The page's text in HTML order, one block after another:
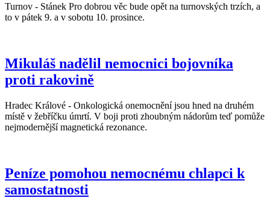
Turnov - Stánek Pro dobrou věc bude opět na turnovských trzích, a
to v pátek 9. a v sobotu 10. prosince.
Mikuláš nadělil nemocnici bojovníka
proti rakovině
Hradec Králové - Onkologická onemocnění jsou hned na druhém
místě v žebříčku úmrtí. V boji proti zhoubným nádorům teď pomůže
nejmodernější magnetická rezonance.
Peníze pomohou nemocnému chlapci k
samostatnosti